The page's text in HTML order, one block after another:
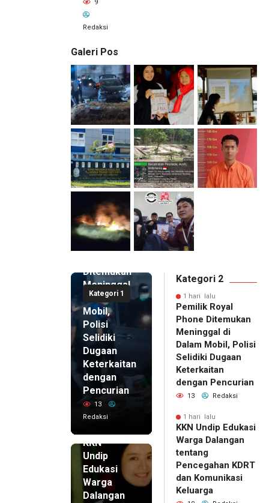
9
Redaksi
Galeri Pos
Kategori 1
1 hari lalu
Pemilik
Ditemukan
Meninggal
di Dalam
Mobil,
Polisi
Selidiki
Dugaan
Keterkaitan
dengan
Pencurian
13
Redaksi
KKN
Undip
Edukasi
Warga
Dalangan
Kategori 2
1 hari lalu
Pemilik Royal
Phone Ditemukan
Meninggal di
Dalam Mobil, Polisi
Selidiki Dugaan
Keterkaitan
dengan Pencurian
13 Redaksi
1 hari lalu
KKN Undip Edukasi
Warga Dalangan
tentang
Pencegahan KDRT
dan Komunikasi
Keluarga